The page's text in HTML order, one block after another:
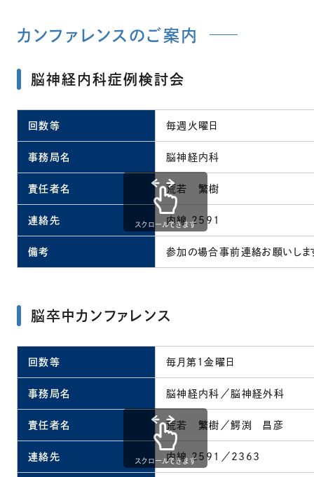
カンファレンスのご案内
脳神経内科症例検討会
回数等 毎週火曜日
事務局名 脳神経内科
責任者名 荒若 繁樹
連絡先 内線 2591
備考 参加の場合事前連絡お願いしま
スクロールできます
脳卒中カンファレンス
回数等 毎月第1金曜日
事務局名 脳神経内科／脳神経外科
責任者名 荒若 繁樹／鰐渕 昌彦
連絡先 内線 2591／2363
スクロールできます